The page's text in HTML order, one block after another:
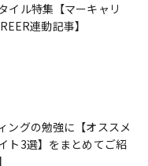
イル特集【マーキャリ
連動記事】
ングの勉強に【オススメ
ト3選】をまとめてご紹